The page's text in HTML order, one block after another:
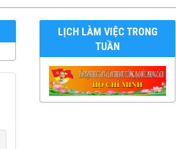
LỊCH LÀM VIỆC TRONG
TUẦN